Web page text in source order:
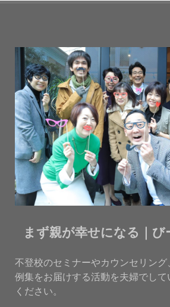
まず親が幸せになる｜び
不登校のセミナーやカウンセリン
例集をお届けする活動を夫婦でし
ください。